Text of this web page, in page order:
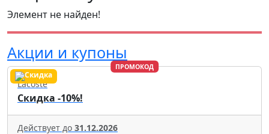
Элемент не найден!
Акции и купоны
ПРОМОКОД
Lacoste
Скидка -10%!
Действует до 31.12.2026